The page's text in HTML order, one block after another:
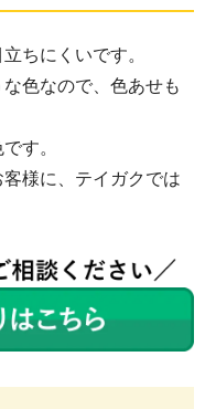
ちにくいです。
色なので、色あせも
す。
様に、テイガクでは